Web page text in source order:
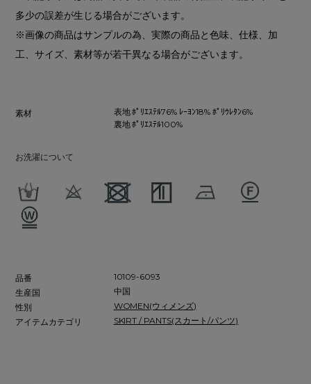
多少の誤差が生じる場合がございます。
※画像の商品はサンプルの為、実際の商品と色味、仕様、加
工、サイズ、素材等が若干異なる場合がございます。
素材
表地 ﾎﾟﾘｴｽﾃﾙ76% ﾚｰﾖﾝ18% ﾎﾟﾘｳﾚﾀﾝ6%
裏地 ﾎﾟﾘｴｽﾃﾙ100%
お洗濯について
品番
10109-6093
生産国
中国
性別
WOMEN(ウィメンズ)
アイテムカテゴリ
SKIRT / PANTS(スカート/パンツ)